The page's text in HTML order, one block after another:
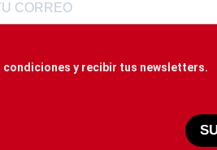
condiciones y recibir tus newsletters.